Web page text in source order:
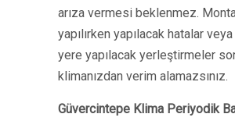
arıza vermesi beklenmez.
yapılırken yapılacak hatalar veya
yere yapılacak yerleştirmeler
klimanızdan verim alamazsınız.
Güvercintepe Klima Periyodik